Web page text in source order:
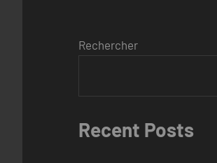
Rechercher
Recent Posts